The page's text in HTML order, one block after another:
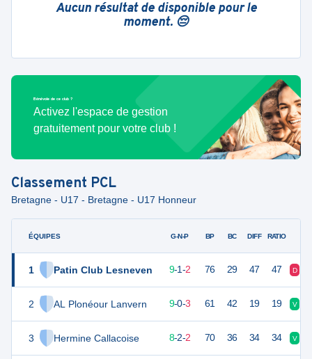
Aucun résultat de disponible pour le
moment. 😔
Bénévole de ce club ?
Activez l'espace de gestion
gratuitement pour votre club !
Classement PCL
Bretagne - U17 - Bretagne - U17 Honneur
ÉQUIPES
1 Patin Club Lesneven
2 AL Plonéour Lanvern
3 Hermine Callacoise
G-N-P BP BC DIFF RATIO
28 12 9-1-2 76 29 47 47 D
27 12 9-0-3 61 42 19 19 V
26 8-2-2 70 36 34 34 V